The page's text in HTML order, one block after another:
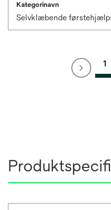
Kategorinavn
Selvklæbende
1